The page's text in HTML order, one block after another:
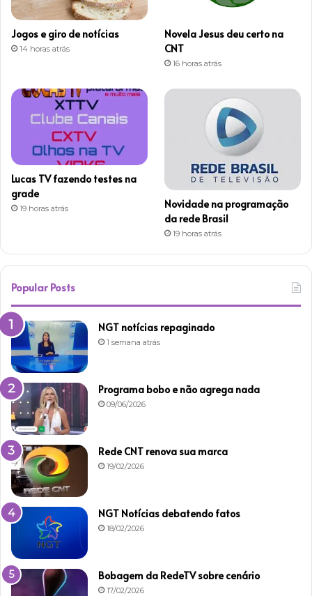
Jogos e giro de notícias
14 horas atrás
Novela Jesus deu certo na
CNT
16 horas atrás
Lucas TV fazendo testes na
grade
19 horas atrás
Novidade na programação
da rede Brasil
19 horas atrás
Popular Posts
NGT notícias repaginado
1 semana atrás
Programa bobo e não agrega nada
09/06/2026
Rede CNT renova sua marca
19/02/2026
NGT Notícias debatendo fatos
18/02/2026
Bobagem da RedeTV sobre cenário
17/02/2026